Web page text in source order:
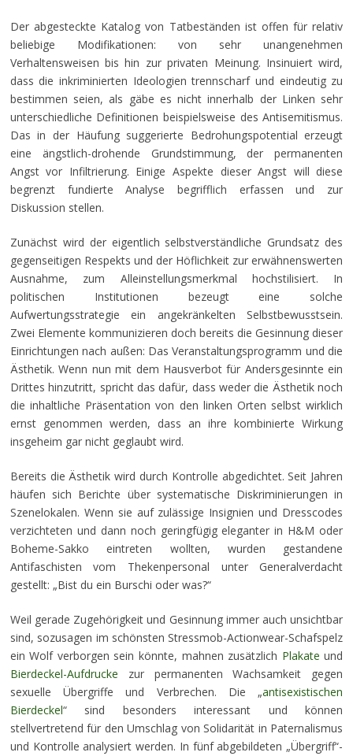
Der abgesteckte Katalog von Tatbeständen ist offen für relativ
beliebige Modifikationen: von sehr unangenehmen
Verhaltensweisen bis hin zur privaten Meinung. Insinuiert wird,
dass die inkriminierten Ideologien trennscharf und eindeutig zu
bestimmen seien, als gäbe es nicht innerhalb der Linken sehr
unterschiedliche Definitionen beispielsweise des Antisemitismus.
Das in der Häufung suggerierte Bedrohungspotential erzeugt
eine ängstlich-drohende Grundstimmung, der permanenten
Angst vor Infiltrierung. Einige Aspekte dieser Angst will diese
begrenzt fundierte Analyse begrifflich erfassen und zur
Diskussion stellen.
Zunächst wird der eigentlich selbstverständliche Grundsatz des
gegenseitigen Respekts und der Höflichkeit zur erwähnenswerten
Ausnahme, zum Alleinstellungsmerkmal hochstilisiert. In
politischen Institutionen bezeugt eine solche
Aufwertungsstrategie ein angekränkelten Selbstbewusstsein.
Zwei Elemente kommunizieren doch bereits die Gesinnung dieser
Einrichtungen nach außen: Das Veranstaltungsprogramm und die
Ästhetik. Wenn nun mit dem Hausverbot für Andersgesinnte ein
Drittes hinzutritt, spricht das dafür, dass weder die Ästhetik noch
die inhaltliche Präsentation von den linken Orten selbst wirklich
ernst genommen werden, dass an ihre kombinierte Wirkung
insgeheim gar nicht geglaubt wird.
Bereits die Ästhetik wird durch Kontrolle abgedichtet. Seit Jahren
häufen sich Berichte über systematische Diskriminierungen in
Szenelokalen. Wenn sie auf zulässige Insignien und Dresscodes
verzichteten und dann noch geringfügig eleganter in H&M oder
Boheme-Sakko eintreten wollten, wurden gestandene
Antifaschisten vom Thekenpersonal unter Generalverdacht
gestellt: „Bist du ein Burschi oder was?“
Weil gerade Zugehörigkeit und Gesinnung immer auch unsichtbar
sind, sozusagen im schönsten Stressmob-Actionwear-Schafspelz
ein Wolf verborgen sein könnte, mahnen zusätzlich Plakate und
Bierdeckel-Aufdrucke zur permanenten Wachsamkeit gegen
sexuelle Übergriffe und Verbrechen. Die „antisexistischen
Bierdeckel“ sind besonders interessant und können
stellvertretend für den Umschlag von Solidarität in Paternalismus
und Kontrolle analysiert werden. In fünf abgebildeten „Übergriff“-